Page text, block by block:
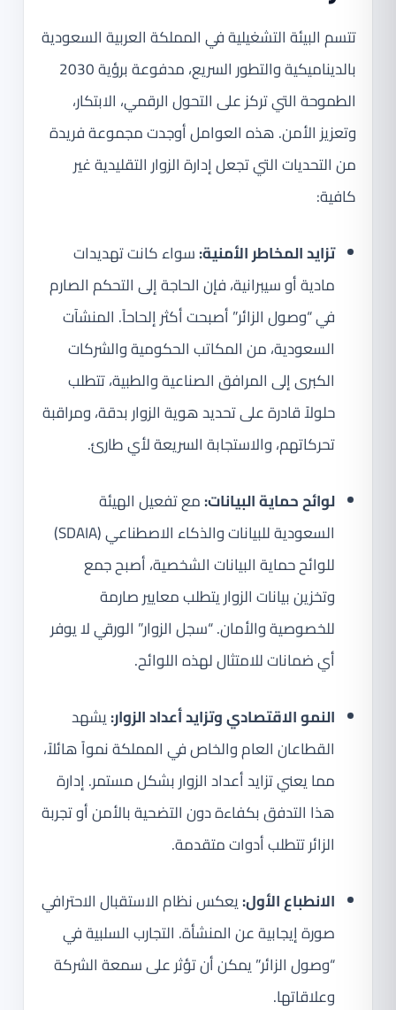
تتسم البيئة التشغيلية في المملكة العربية السعودية
بالديناميكية والتطور السريع، مدفوعة برؤية 2030
الطموحة التي تركز على التحول الرقمي، الابتكار،
وتعزيز الأمن. هذه العوامل أوجدت مجموعة فريدة
من التحديات التي تجعل إدارة الزوار التقليدية غير
كافية:
تزايد المخاطر الأمنية:سواء كانت تهديدات
مادية أو سيبرانية، فإن الحاجة إلى التحكم الصارم
في “وصول الزائر” أصبحت أكثر إلحاحاً. المنشآت
السعودية، من المكاتب الحكومية والشركات
الكبرى إلى المرافق الصناعية والطبية، تتطلب
حلولاً قادرة على تحديد هوية الزوار بدقة، ومراقبة
تحركاتهم، والاستجابة السريعة لأي طارئ.
لوائح حماية البيانات:مع تفعيل الهيئة
السعودية للبيانات والذكاء الاصطناعي (SDAIA)
للوائح حماية البيانات الشخصية، أصبح جمع
وتخزين بيانات الزوار يتطلب معايير صارمة
للخصوصية والأمان. “سجل الزوار” الورقي لا يوفر
أي ضمانات للامتثال لهذه اللوائح.
النمو الاقتصادي وتزايد أعداد الزوار:يشهد
القطاعان العام والخاص في المملكة نمواً هائلاً،
مما يعني تزايد أعداد الزوار بشكل مستمر. إدارة
هذا التدفق بكفاءة دون التضحية بالأمن أو تجربة
الزائر تتطلب أدوات متقدمة.
الانطباع الأول:يعكس نظام الاستقبال الاحترافي
صورة إيجابية عن المنشأة. التجارب السلبية في
“وصول الزائر” يمكن أن تؤثر على سمعة الشركة
وعلاقاتها.